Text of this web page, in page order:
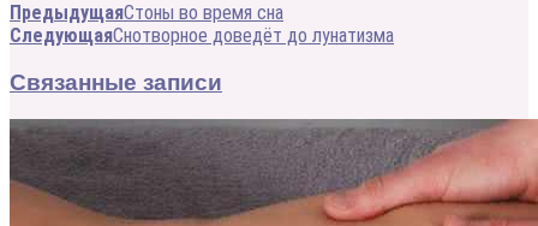
ПредыдущаяСтоны во время сна
СледующаяСнотворное доведёт до лунатизма
Связанные записи